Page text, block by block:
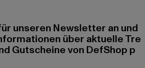
unseren Newsletter an und
über aktuelle Tre
Gutscheine von DefShop p